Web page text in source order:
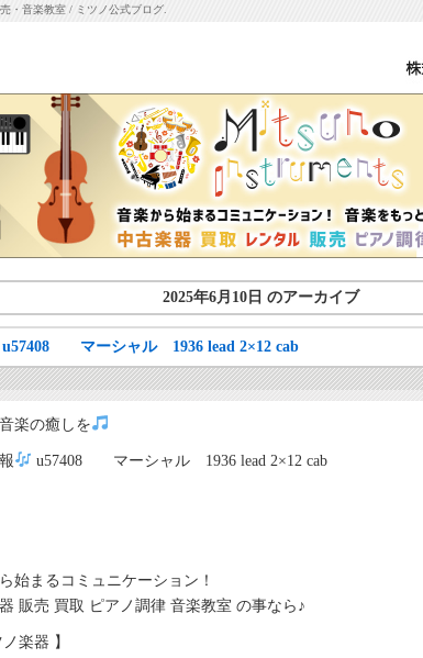
・音楽教室 / ミツノ公式ブログ.
2025年6月10日 のアーカイブ
u57408 マーシャル 1936 lead 2×12 cab
楽の癒しを
u57408 マーシャル 1936 lead 2×12 cab
始まるコミュニケーション！
販売 買取 ピアノ調律 音楽教室 の事なら♪
ノ楽器 】